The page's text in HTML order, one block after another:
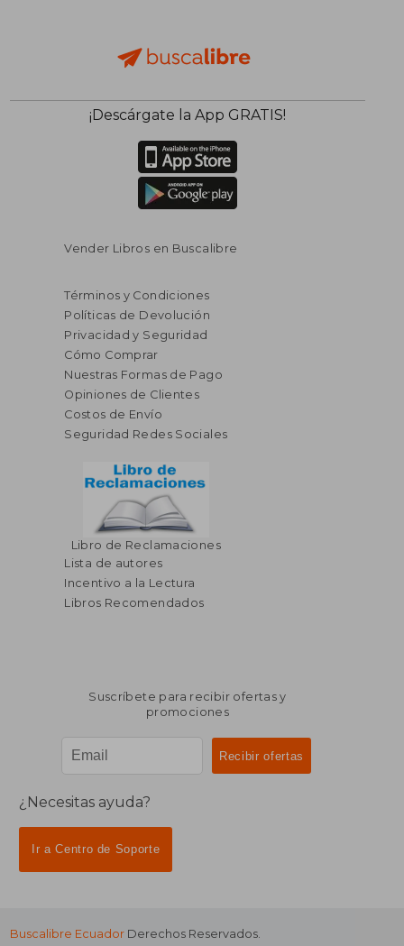
¡Descárgate la App GRATIS!
Vender Libros en Buscalibre
Términos y Condiciones
Políticas de Devolución
Privacidad y Seguridad
Cómo Comprar
Nuestras Formas de Pago
Opiniones de Clientes
Costos de Envío
Seguridad Redes Sociales
Libro de Reclamaciones
Lista de autores
Incentivo a la Lectura
Libros Recomendados
Suscríbete para recibir ofertas y
promociones
¿Necesitas ayuda?
Ir a Centro de Soporte
Buscalibre Ecuador Derechos Reservados.